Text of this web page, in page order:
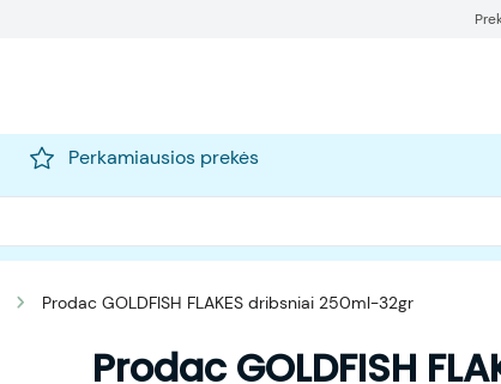
Perkamiausios prekės
Prodac GOLDFISH FLAKES dribsniai 250ml-32gr
Prodac GOLDFISH